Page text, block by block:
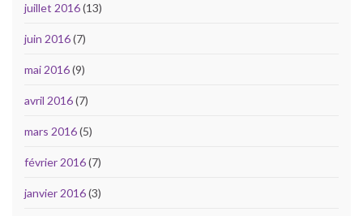
juillet 2016(13)
juin 2016(7)
mai 2016(9)
avril 2016(7)
mars 2016(5)
février 2016(7)
janvier 2016(3)